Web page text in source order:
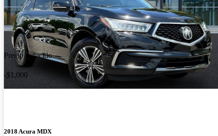
Precio reducido
-$1,000
2018 Acura MDX